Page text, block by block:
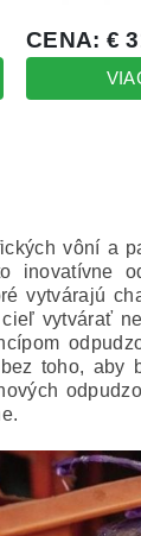
vôní a
inovatívne
vytvárajú
vytvárať
toho, aby